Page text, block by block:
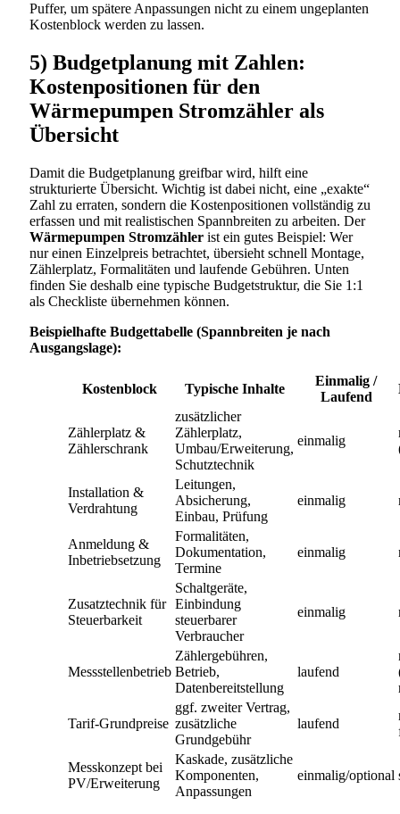
Puffer, um spätere Anpassungen nicht zu einem ungeplanten
Kostenblock werden zu lassen.
5) Budgetplanung mit Zahlen:
Kostenpositionen für den
Wärmepumpen Stromzähler als
Übersicht
Damit die Budgetplanung greifbar wird, hilft eine
strukturierte Übersicht. Wichtig ist dabei nicht, eine „exakte“
Zahl zu erraten, sondern die Kostenpositionen vollständig zu
erfassen und mit realistischen Spannbreiten zu arbeiten. Der
Wärmepumpen Stromzähler ist ein gutes Beispiel: Wer
nur einen Einzelpreis betrachtet, übersieht schnell Montage,
Zählerplatz, Formalitäten und laufende Gebühren. Unten
finden Sie deshalb eine typische Budgetstruktur, die Sie 1:1
als Checkliste übernehmen können.
Beispielhafte Budgettabelle (Spannbreiten je nach
Ausgangslage):
Kostenblock Typische Inhalte
Einmalig /
Laufend
Zählerplatz &
Zählerschrank
zusätzlicher
Zählerplatz,
Umbau/Erweiterung,
Schutztechnik
einmalig
Installation &
Verdrahtung
Leitungen,
Absicherung,
Einbau, Prüfung
einmalig
Anmeldung &
Inbetriebsetzung
Formalitäten,
Dokumentation,
Termine
einmalig
Zusatztechnik für
Steuerbarkeit
Schaltgeräte,
Einbindung
steuerbarer
Verbraucher
einmalig
Messstellenbetrieb
Zählergebühren,
Betrieb,
Datenbereitstellung
laufend
Tarif-Grundpreise
ggf. zweiter Vertrag,
zusätzliche
Grundgebühr
laufend
Messkonzept bei
PV/Erweiterung
Kaskade, zusätzliche
Komponenten,
Anpassungen
einmalig/optional